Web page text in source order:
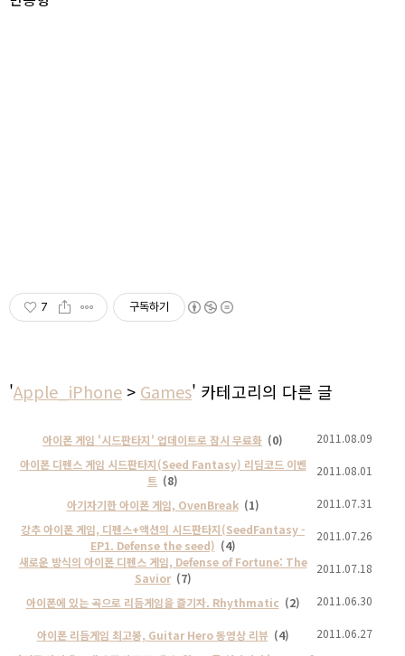
7 구독하기
'Apple_iPhone > Games' 카테고리의 다른 글
아이폰 게임 '시드판타지' 업데이트로 잠시 무료화 (0)
2011.08.09
아이폰 디펜스 게임 시드판타지(Seed Fantasy) 리딤코드 이벤
트 (8)
2011.08.01
아기자기한 아이폰 게임, OvenBreak (1)
2011.07.31
강추 아이폰 게임, 디펜스+액션의 시드판타지(SeedFantasy -
EP1. Defense the seed) (4)
2011.07.26
새로운 방식의 아이폰 디펜스 게임, Defense of Fortune: The
Savior (7)
2011.07.18
아이폰에 있는 곡으로 리듬게임을 즐기자. Rhythmatic (2) 2011.06.30
아이폰 리듬게임 최고봉, Guitar Hero 동영상 리뷰 (4)
2011.06.27